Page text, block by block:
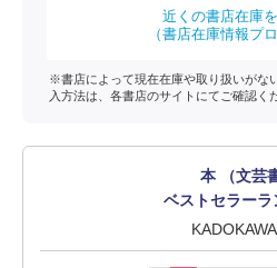
近くの書店在庫
（書店在庫情報プ
※書店によって現在在庫や取り扱いがな
入方法は、各書店のサイトにてご確認く
本 （文芸
ベストセラーラ